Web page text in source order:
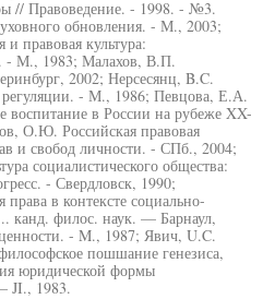
// Правоведение. - 1998. - №3.
обновления. - М., 2003;
правовая культура:
- М., 1983; Малахов, В.П.
2002; Нерсесянц, B.C.
регуляции. - М., 1986; Певцова, Е.А.
воспитание в России на рубеже XX-
О.Ю. Российская правовая
и свобод личности. - СПб., 2004;
социалистического общества:
- Свердловск, 1990;
в контексте социально-
канд. филос. наук. — Барнаул,
- M., 1987; Явич, U.C.
пошшание генезиса,
юридической формы
JI., 1983.